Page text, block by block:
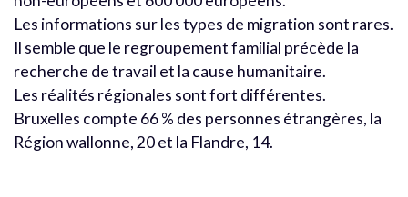
Les informations sur les types de migration sont rares.
Il semble que le regroupement familial précède la
recherche de travail et la cause humanitaire.
Les réalités régionales sont fort différentes.
Bruxelles compte 66 % des personnes étrangères, la
Région wallonne, 20 et la Flandre, 14.